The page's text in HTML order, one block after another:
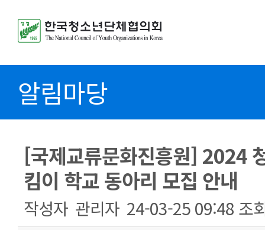
알림마당
[국제교류문화진흥원] 2024
킴이 학교 동아리 모집 안내
작성자 관리자 24-03-25 09:48 조